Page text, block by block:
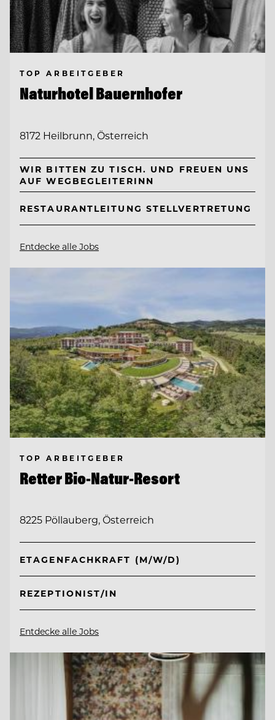
TOP ARBEITGEBER
Naturhotel Bauernhofer
8172 Heilbrunn, Österreich
WIR BITTEN ZU TISCH. UND FREUEN UNS
AUF WEGBEGLEITERINN
RESTAURANTLEITUNG STELLVERTRETUNG
Entdecke alle Jobs
TOP ARBEITGEBER
Retter Bio-Natur-Resort
8225 Pöllauberg, Österreich
ETAGENFACHKRAFT (M/W/D)
REZEPTIONIST/IN
Entdecke alle Jobs